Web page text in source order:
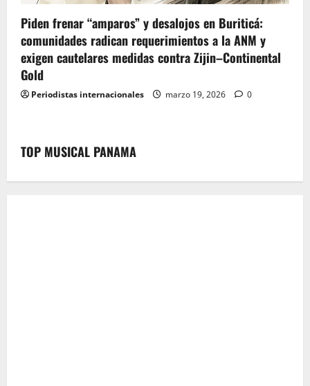
Piden frenar “amparos” y desalojos en Buriticá:
comunidades radican requerimientos a la ANM y
exigen cautelares medidas contra Zijin–Continental
Gold
Periodistas internacionales marzo 19, 2026 0
TOP MUSICAL PANAMA